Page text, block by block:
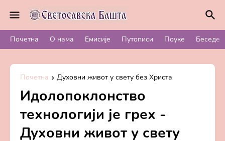
Почетна О нама Емисије Путописи Поуке Беседе
Почетна Духовни живот у свету без Христа
Идолопоклонство
технологији је грех -
Духовни живот у свету